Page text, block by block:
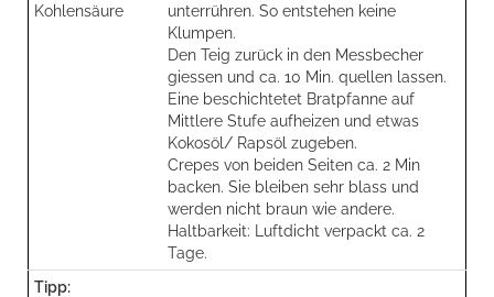
Kohlensäure
unterrühren. So entstehen keine
Klumpen.
Den Teig zurück in den Messbecher
giessen und ca. 10 Min. quellen lassen.
Eine beschichtetet Bratpfanne auf
Mittlere Stufe aufheizen und etwas
Kokosöl/ Rapsöl zugeben.
Crepes von beiden Seiten ca. 2 Min
backen. Sie bleiben sehr blass und
werden nicht braun wie andere.
Haltbarkeit: Luftdicht verpackt ca. 2
Tage.
Tipp: